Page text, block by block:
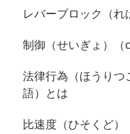
レバーブロック（
制御（せいぎょ）
法律行為（ほうりつ
語）とは
比速度（ひそくど